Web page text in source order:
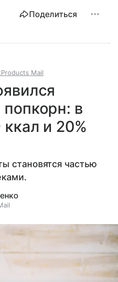
Поделиться
Mail
в
и 20%
становятся частью